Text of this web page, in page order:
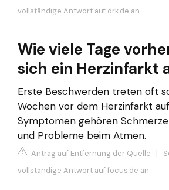
vollständige Antwort auf drk.de an
Wie viele Tage
sich ein Herzinfarkt
Erste Beschwerden treten oft
Wochen vor dem Herzinfarkt
Symptomen gehören
und Probleme beim Atmen.
Antrag auf Entfernung der Quelle |
vollständige Antwort auf focus.de an